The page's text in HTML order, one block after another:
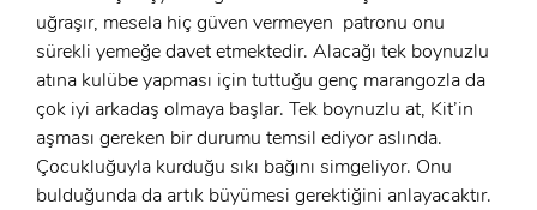
Beni Hatırla Şifremi Unuttum ?
GIRIŞ
ÜYE OL
GIRIŞ
uğraşır, mesela hiç güven vermeyen patronu onu
sürekli yemeğe davet etmektedir. Alacağı tek boynuzlu
atına kulübe yapması için tuttuğu genç marangozla da
çok iyi arkadaş olmaya başlar. Tek boynuzlu at, Kit’in
aşması gereken bir durumu temsil ediyor aslında.
Çocukluğuyla kurduğu sıkı bağını simgeliyor. Onu
bulduğunda da artık büyümesi gerektiğini anlayacaktır.